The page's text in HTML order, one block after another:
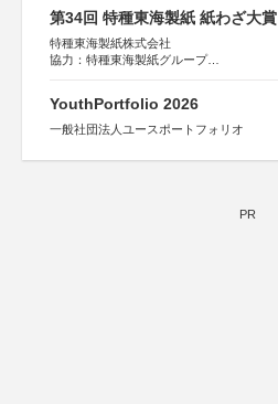
第34回 特種東海製紙 紙わざ大賞
特種東海製紙株式会社
協力：特種東海製紙グループ
YouthPortfolio 2026
一般社団法人ユースポートフォリオ
PR